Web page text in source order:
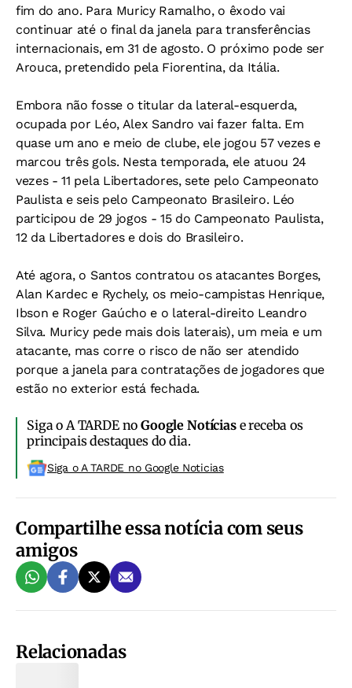
fim do ano. Para Muricy Ramalho, o êxodo vai
continuar até o final da janela para transferências
internacionais, em 31 de agosto. O próximo pode ser
Arouca, pretendido pela Fiorentina, da Itália.
Embora não fosse o titular da lateral-esquerda,
ocupada por Léo, Alex Sandro vai fazer falta. Em
quase um ano e meio de clube, ele jogou 57 vezes e
marcou três gols. Nesta temporada, ele atuou 24
vezes - 11 pela Libertadores, sete pelo Campeonato
Paulista e seis pelo Campeonato Brasileiro. Léo
participou de 29 jogos - 15 do Campeonato Paulista,
12 da Libertadores e dois do Brasileiro.
Até agora, o Santos contratou os atacantes Borges,
Alan Kardec e Rychely, os meio-campistas Henrique,
Ibson e Roger Gaúcho e o lateral-direito Leandro
Silva. Muricy pede mais dois laterais), um meia e um
atacante, mas corre o risco de não ser atendido
porque a janela para contratações de jogadores que
estão no exterior está fechada.
Siga o A TARDE noGoogle Notíciase receba os
principais destaques do dia.
Siga o A TARDE no Google Noticias
Compartilhe essa notícia com seus
amigos
Relacionadas